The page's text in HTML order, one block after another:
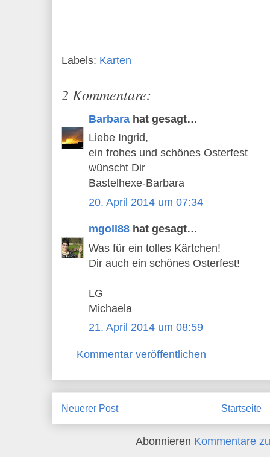
Labels: Karten
2 Kommentare:
Barbara hat gesagt…
Liebe Ingrid,
ein frohes und schönes Osterfest
wünscht Dir
Bastelhexe-Barbara
20. April 2014 um 07:34
mgoll88 hat gesagt…
Was für ein tolles Kärtchen!
Dir auch ein schönes Osterfest!
LG
Michaela
21. April 2014 um 08:59
Kommentar veröffentlichen
Neuerer Post Startseite
Abonnieren Kommentare